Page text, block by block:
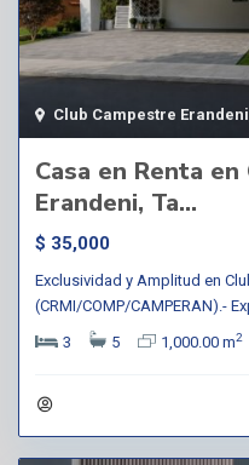
Club Campestre Erandeni
Casa en Renta
Erandeni, Ta...
$ 35,000
Exclusividad y Amplitud en
(CRMI/COMP/CAMPERAN).-
3
5 1,000.00 m2